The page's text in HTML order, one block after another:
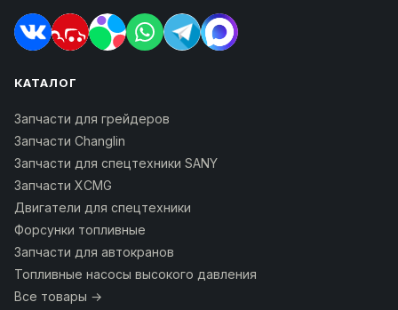
КАТАЛОГ
Запчасти для грейдеров
Запчасти Changlin
Запчасти для спецтехники SANY
Запчасти XCMG
Двигатели для спецтехники
Форсунки топливные
Запчасти для автокранов
Топливные насосы высокого давления
Все товары →